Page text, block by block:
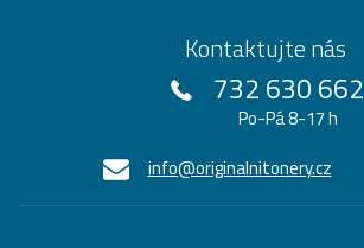
Kontaktujte nás
732 630 662
Po-Pá 8-17 h
info@originalnitonery.cz